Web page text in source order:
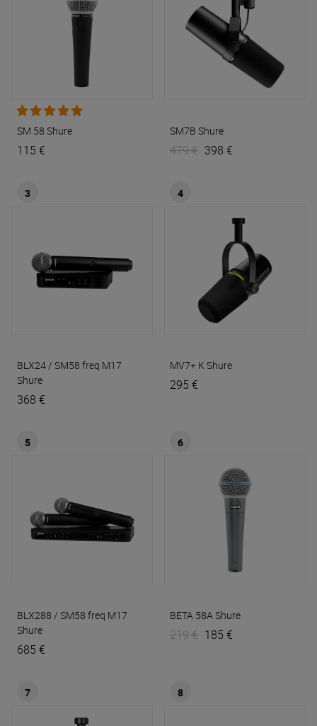
SM 58 Shure
115 €
SM7B Shure
479 € 398 €
3
BLX24 / SM58 freq M17
Shure
368 €
4
MV7+ KShure
295 €
5
BLX288 / SM58 freq M17
Shure
685 €
6
BETA 58A Shure
219 € 185 €
7 8